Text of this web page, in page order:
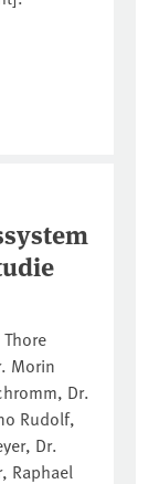
Morin
Dr.
Rudolf,
Dr.
Raphael